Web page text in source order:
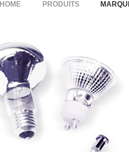
HOME PRODUITS